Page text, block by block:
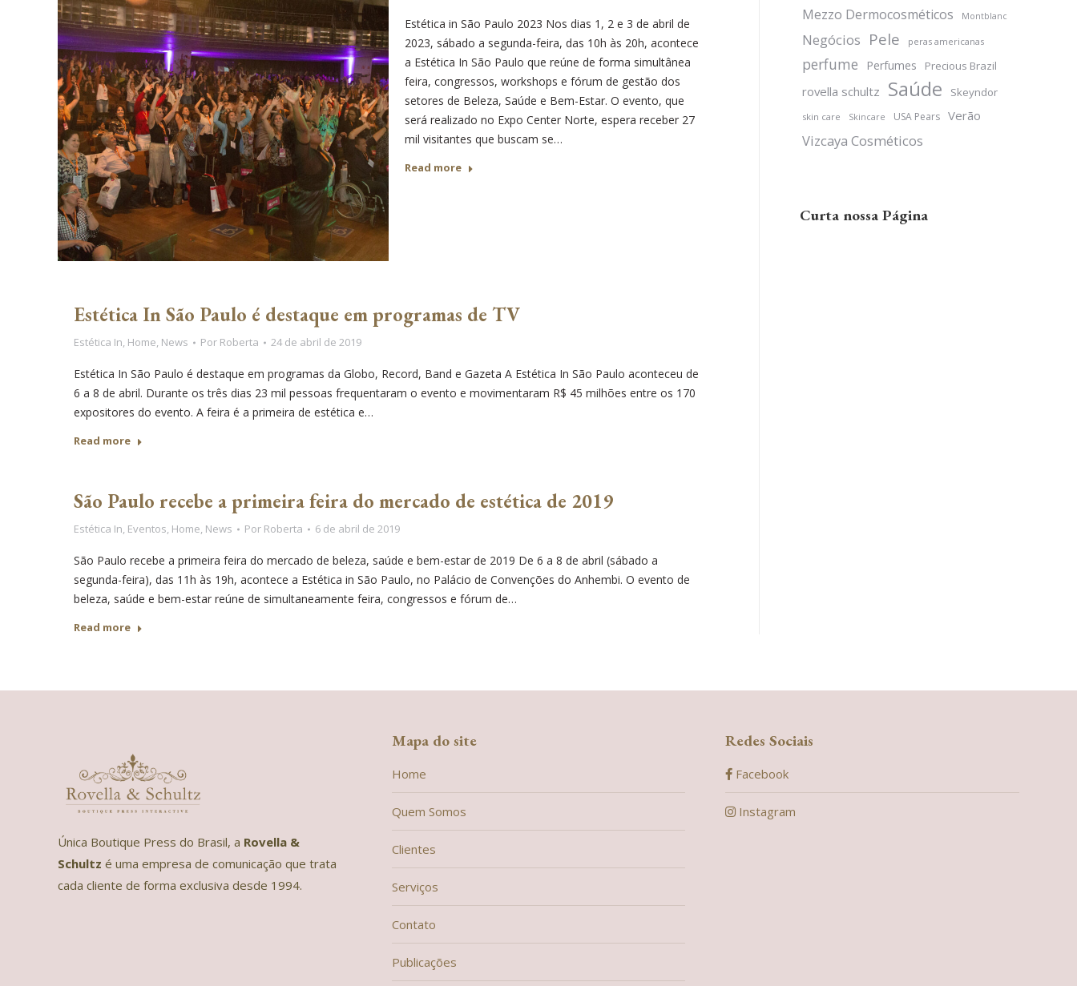
Estética in São Paulo 2023 Nos dias 1, 2 e 3 de abril de
2023, sábado a segunda-feira, das 10h às 20h, acontece
a Estética In São Paulo que reúne de forma simultânea
feira, congressos, workshops e fórum de gestão dos
setores de Beleza, Saúde e Bem-Estar. O evento, que
será realizado no Expo Center Norte, espera receber 27
mil visitantes que buscam se…
Read more
Estética In São Paulo é destaque em programas de TV
Estética In, Home, News Por Roberta 24 de abril de 2019
Estética In São Paulo é destaque em programas da Globo, Record, Band e Gazeta A Estética In São Paulo aconteceu de
6 a 8 de abril. Durante os três dias 23 mil pessoas frequentaram o evento e movimentaram R$ 45 milhões entre os 170
expositores do evento. A feira é a primeira de estética e…
Read more
São Paulo recebe a primeira feira do mercado de estética de 2019
Estética In, Eventos, Home, News Por Roberta 6 de abril de 2019
São Paulo recebe a primeira feira do mercado de beleza, saúde e bem-estar de 2019 De 6 a 8 de abril (sábado a
segunda-feira), das 11h às 19h, acontece a Estética in São Paulo, no Palácio de Convenções do Anhembi. O evento de
beleza, saúde e bem-estar reúne de simultaneamente feira, congressos e fórum de…
Read more
Mezzo Dermocosméticos Montblanc
Negócios Pele peras americanas
perfume Perfumes Precious Brazil
rovella schultz Saúde Skeyndor
skin care Skincare USA Pears Verão
Vizcaya Cosméticos
Curta nossa Página
Única Boutique Press do Brasil, a Rovella &
Schultz é uma empresa de comunicação que trata
cada cliente de forma exclusiva desde 1994.
Mapa do site
Home
Quem Somos
Clientes
Serviços
Contato
Publicações
Redes Sociais
Facebook
Instagram